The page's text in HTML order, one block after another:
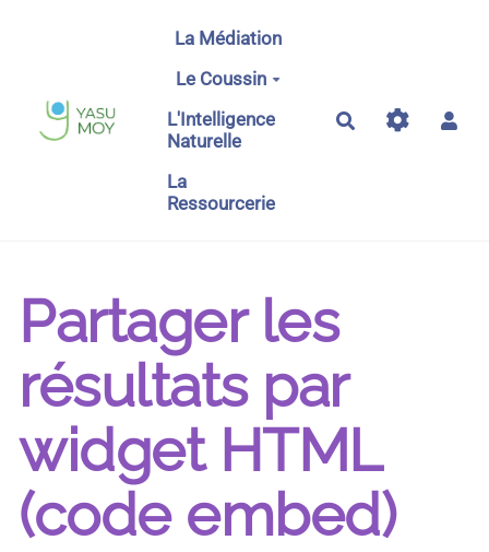
Aller au contenu principal
La Médiation
Le Coussin
L'Intelligence
Naturelle
La
Ressourcerie
Rechercher
Partager les
résultats par
widget HTML
(code embed)